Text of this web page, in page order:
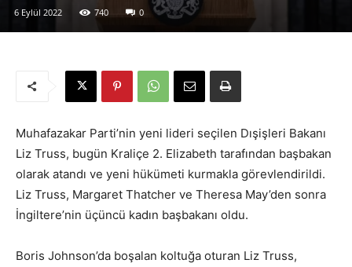
6 Eylül 2022 740 0
Muhafazakar Parti’nin yeni lideri seçilen Dışişleri Bakanı
Liz Truss, bugün Kraliçe 2. Elizabeth tarafından başbakan
olarak atandı ve yeni hükümeti kurmakla görevlendirildi.
Liz Truss, Margaret Thatcher ve Theresa May’den sonra
İngiltere’nin üçüncü kadın başbakanı oldu.
Boris Johnson’da boşalan koltuğa oturan Liz Truss,